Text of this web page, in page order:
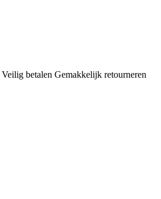
Veilig betalen Gemakkelijk retourneren